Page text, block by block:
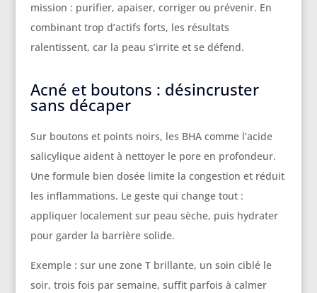
mission : purifier, apaiser, corriger ou prévenir. En
combinant trop d’actifs forts, les résultats
ralentissent, car la peau s’irrite et se défend.
Acné et boutons : désincruster
sans décaper
Sur boutons et points noirs, les BHA comme l’acide
salicylique aident à nettoyer le pore en profondeur.
Une formule bien dosée limite la congestion et réduit
les inflammations. Le geste qui change tout :
appliquer localement sur peau sèche, puis hydrater
pour garder la barrière solide.
Exemple : sur une zone T brillante, un soin ciblé le
soir, trois fois par semaine, suffit parfois à calmer